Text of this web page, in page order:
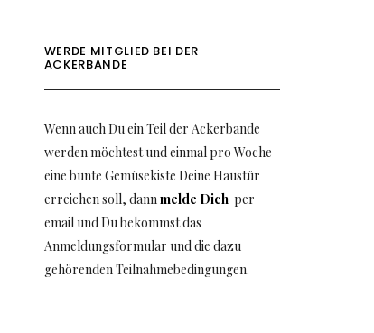
WERDE MITGLIED BEI DER
ACKERBANDE
Wenn auch Du ein Teil der Ackerbande
werden möchtest und einmal pro Woche
eine bunte Gemüsekiste Deine Haustür
erreichen soll, dannmelde Dichper
email und Du bekommst das
Anmeldungsformular und die dazu
gehörenden Teilnahmebedingungen.